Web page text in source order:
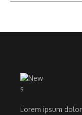
Lorem ipsum